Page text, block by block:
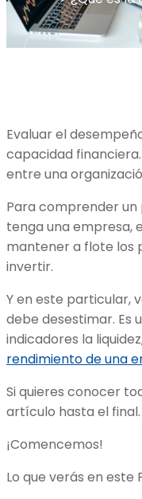
Evaluar el
capacidad
entre una
Para comprender
tenga una empresa,
mantener a flote los
invertir.
Y en este particular,
debe desestimar. Es
indicadores la
rendimiento de una
Si quieres conocer
artículo hasta el final.
¡Comencemos!
Lo que verás en este